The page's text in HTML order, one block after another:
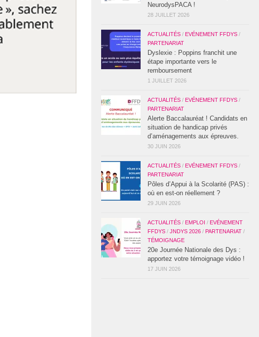
NeurodysPACA !
28 JUILLET 2026
ACTUALITÉS / EVÉNEMENT FFDYS /
PARTENARIAT
Dyslexie : Poppins franchit une
étape importante vers le
remboursement
1 JUILLET 2026
ACTUALITÉS / EVÉNEMENT FFDYS /
PARTENARIAT
Alerte Baccalauréat ! Candidats en
situation de handicap privés
d’aménagements aux épreuves.
30 JUIN 2026
ACTUALITÉS / EVÉNEMENT FFDYS /
PARTENARIAT
Pôles d’Appui à la Scolarité (PAS) :
où en est-on réellement ?
29 JUIN 2026
ACTUALITÉS / EMPLOI / EVÉNEMENT
FFDYS / JNDYS 2026 / PARTENARIAT /
TÉMOIGNAGE
20e Journée Nationale des Dys :
apportez votre témoignage vidéo !
17 JUIN 2026